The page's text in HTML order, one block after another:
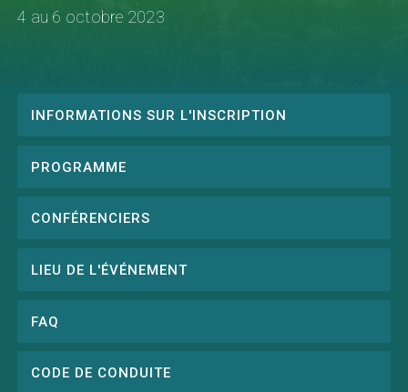
4 au 6 octobre 2023
Conference
INFORMATIONS SUR L'INSCRIPTION
PROGRAMME
CONFÉRENCIERS
LIEU DE L'ÉVÉNEMENT
FAQ
CODE DE CONDUITE